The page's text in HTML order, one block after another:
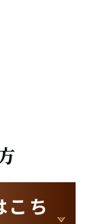
こち